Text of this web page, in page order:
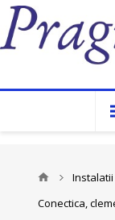
Pragmatic TCV
Instalatii
Conectica,